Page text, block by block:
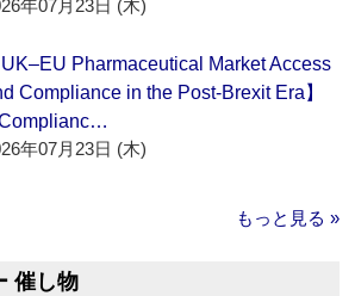
年07月23日 (木)
UK–EU Pharmaceutical Market Access
Compliance in the Post-Brexit Era】
年07月23日 (木)
もっと見る »
催し物